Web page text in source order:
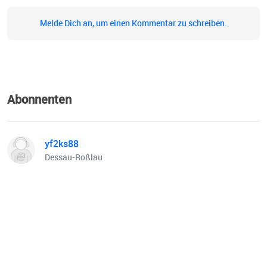
Melde Dich an, um einen Kommentar zu schreiben.
Abonnenten
yf2ks88
Dessau-Roßlau